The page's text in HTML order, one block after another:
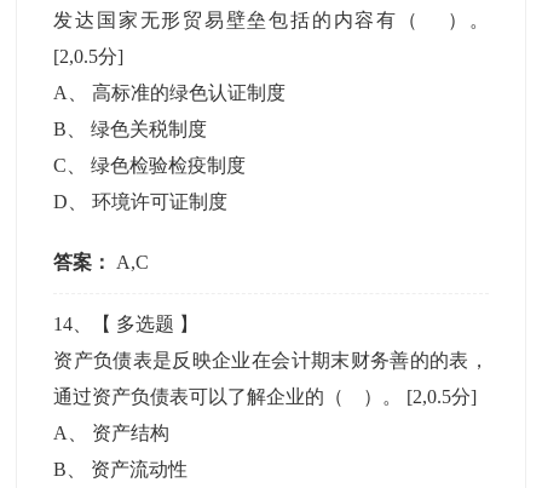
发达国家无形贸易壁垒包括的内容有（ ）。
[2,0.5分]
A
、高标准的绿色认证制度
B 、绿色关税制度
C 、绿色检验检疫制度
D 、环境许可证制度
答案： A,C
14 、【 多选题 】
资产负债表是反映企业在会计期末财务善的的表，
通过资产负债表可以了解企业的（ ）。 [2,0.5分]
A
资产结构
B
资产流动性